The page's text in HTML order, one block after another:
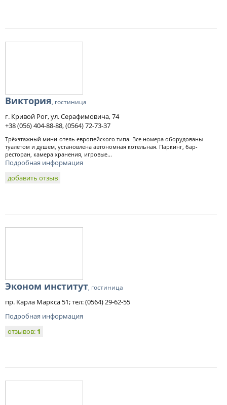
Виктория, гостиница
г. Кривой Рог, ул. Серафимовича, 74
+38 (056) 404-88-88, (0564) 72-73-37
Трёхэтажный мини-отель европейского типа. Все номера оборудованы
туалетом и душем, установлена автономная котельная. Паркинг, бар-
ресторан, камера хранения, игровые...
Подробная информация
добавить отзыв
Эконом институт, гостиница
пр. Карла Маркса 51; тел: (0564) 29-62-55
Подробная информация
отзывов: 1